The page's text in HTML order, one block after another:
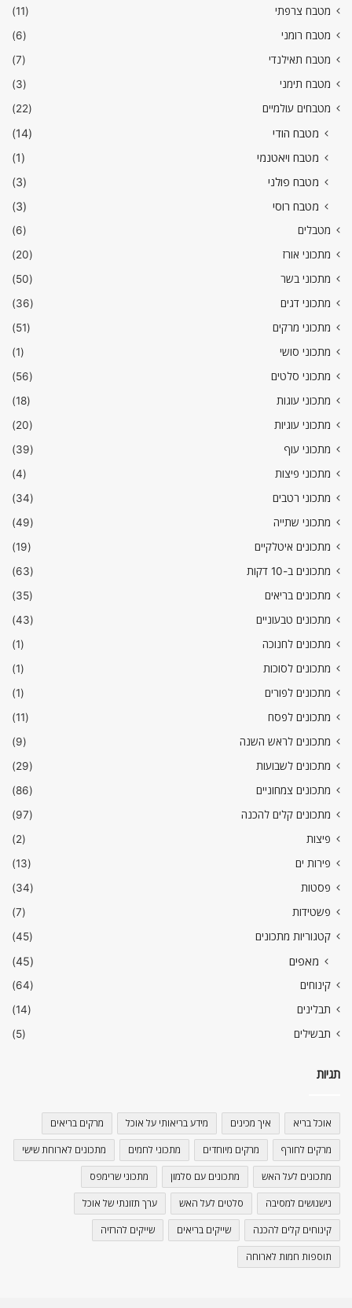
מטבח צרפתי
(11)
מטבח רומני
(6)
מטבח תאילנדי
(7)
מטבח תימני
(3)
מטבחים עולמיים
(22)
מטבח הודי
(14)
מטבח ויאטנמי
(1)
מטבח פולני
(3)
מטבח רוסי
(3)
מטבלים
(6)
מתכוני אורז
(20)
מתכוני בשר
(50)
מתכוני דגים
(36)
מתכוני מרקים
(51)
מתכוני סושי
(1)
מתכוני סלטים
(56)
מתכוני עוגות
(18)
מתכוני עוגיות
(20)
מתכוני עוף
(39)
מתכוני פיצות
(4)
מתכוני רטבים
(34)
מתכוני שתייה
(49)
מתכונים איטלקיים
(19)
מתכונים ב-10 דקות
(63)
מתכונים בריאים
(35)
מתכונים טבעוניים
(43)
מתכונים לחנוכה
(1)
מתכונים לסוכות
(1)
מתכונים לפורים
(1)
מתכונים לפסח
(11)
מתכונים לראש השנה
(9)
מתכונים לשבועות
(29)
מתכונים צמחוניים
(86)
מתכונים קלים להכנה
(97)
פיצות
(2)
פירות ים
(13)
פסטות
(34)
פשטידות
(7)
קטגוריות מתכונים
(45)
מאפים (45)
קינוחים
(64)
תבלינים
(14)
תבשילים
(5)
תגיות
אוכל בריא איך מכינים מידע בריאותי על אוכל מרקים בריאים
מרקים לחורף מרקים מיוחדים מתכוני לחמים מתכונים לארוחת שישי
מתכונים לעל האש מתכונים עם סלמון מתכוני שרימפס
נישנושים למסיבה סלטים לעל האש ערך תזונתי של אוכל
קינוחים קלים להכנה שייקים בריאים שייקים להרזיה
תוספות חמות לארוחה